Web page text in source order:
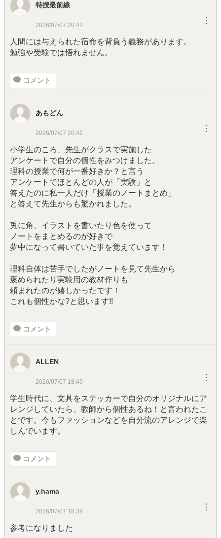
特捜最前線
2026/07/07 20:42 ︙
人間には与えられた宿命を背負う義務があります。
勉強や受験では悟れません。
コメント
あもどん
2026/07/07 20:42 ︙
小学生のころ、先生がクラスで実施した
アンケートで自分の個性をみつけました。
理科の授業で何が一番好きか？と言う
アンケートでほとんどの人が「実験」と
答えたのに私一人だけ「授業のノートまとめ」
と答えて先生からも驚かれました。
兎に角、イラストを書いたり色を使って
ノートをまとめるのが好きで
夢中になって書いていた事を覚えています！
理科自体は苦手でしたがノートを見て先生から
褒められたり実験用の教材作りも
頼まれたのが嬉しかったです！
これも個性かな?と思います!!
コメント
ALLEN
2026/07/07 18:45 ︙
学生時代に、文具をステッカーで自分のオリジナルにア
レンジしていたら、教師から個性あるね！と言われたこ
とです。今もファッションなどを自分流のアレンジで楽
しんでいます。
コメント
y.hama
2026/07/07 18:39 ︙
参考になりました